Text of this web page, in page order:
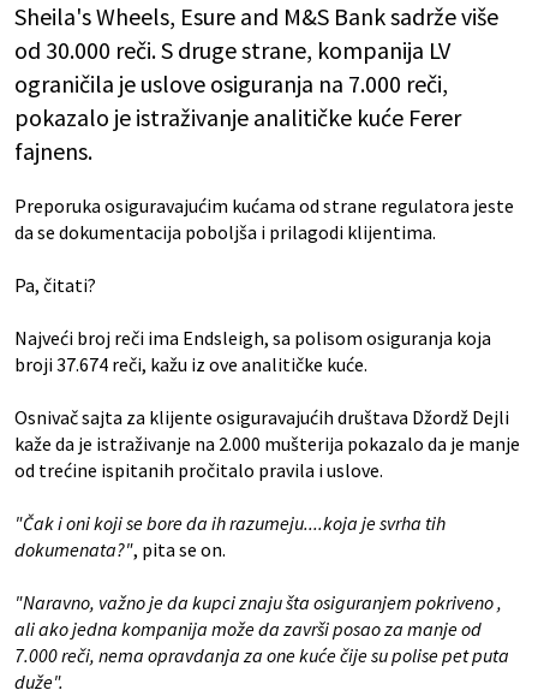
Sheila's Wheels, Esure and M&S Bank sadrže više
od 30.000 reči. S druge strane, kompanija LV
ograničila je uslove osiguranja na 7.000 reči,
pokazalo je istraživanje analitičke kuće Ferer
fajnens.
Preporuka osiguravajućim kućama od strane regulatora jeste
da se dokumentacija poboljša i prilagodi klijentima.
Pa, čitati?
Najveći broj reči ima Endsleigh, sa polisom osiguranja koja
broji 37.674 reči, kažu iz ove analitičke kuće.
Osnivač sajta za klijente osiguravajućih društava Džordž Dejli
kaže da je istraživanje na 2.000 mušterija pokazalo da je manje
od trećine ispitanih pročitalo pravila i uslove.
"Čak i oni koji se bore da ih razumeju....koja je svrha tih
dokumenata?", pita se on.
"Naravno, važno je da kupci znaju šta osiguranjem pokriveno ,
ali ako jedna kompanija može da završi posao za manje od
7.000 reči, nema opravdanja za one kuće čije su polise pet puta
duže".